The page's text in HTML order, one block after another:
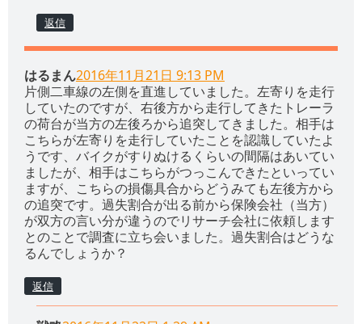
返信
はるまん2016年11月21日 9:13 PM
片側二車線の左側を直進していました。左寄りを走行
していたのですが、右後方から走行してきたトレーラ
の荷台が当方の左後ろから追突してきました。相手は
こちらが左寄りを走行していたことを認識していたよ
うです、バイクがすりぬけるくらいの間隔はあいてい
ましたが、相手はこちらがつっこんできたといってい
ますが、こちらの損傷具合からどうみても左後方から
の追突です。過失割合が出る前から保険会社（当方）
が双方の言い分が違うのでリサーチ会社に依頼します
とのことで調査に立ち会いました。過失割合はどうな
るんでしょうか？
返信